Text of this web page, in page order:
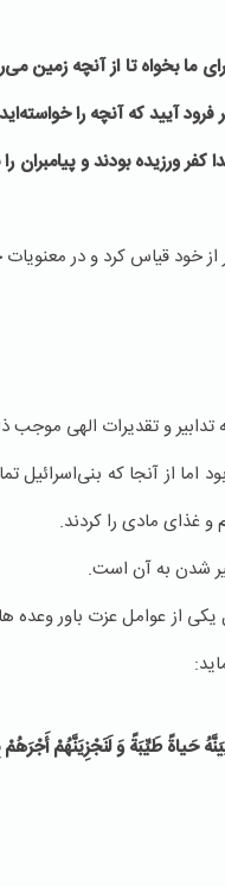
بخواه تا از آنچه زمين
آييد كه آنچه را
ورزيده بودند و
خود قیاس کرد و در معنویات
از آنجا که بنی‌اسرائیل
و غذای مادی را کردند.
شدن به آن است.
عوامل عزت باور وعده
طَيِّبَةً وَ لَنَجْزِيَنَّهُمْ